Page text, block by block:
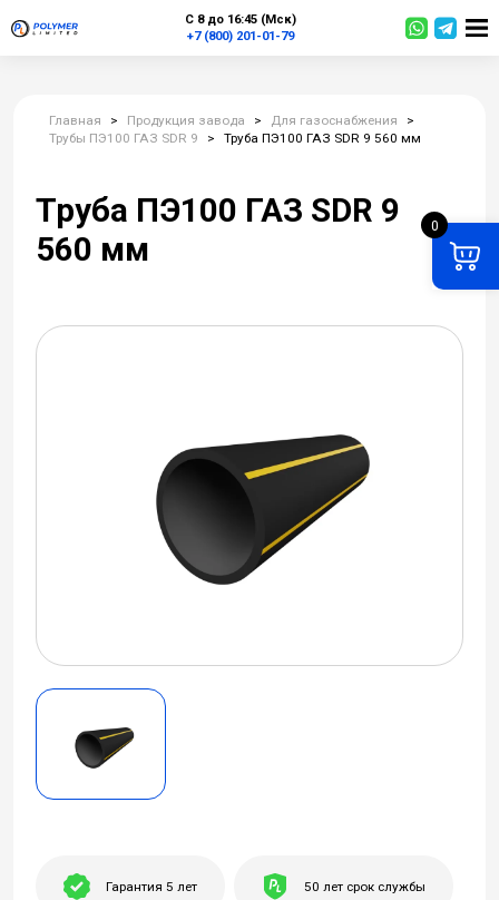
С 8 до 16:45 (Мск)
+7 (800) 201-01-79
0
Главная > Продукция завода > Для газоснабжения
>
Трубы ПЭ100 ГАЗ SDR 9
> Труба ПЭ100 ГАЗ SDR 9 560 мм
Труба ПЭ100 ГАЗ SDR 9
560 мм
Гарантия 5 лет 50 лет срок службы